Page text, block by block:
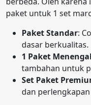
paket untuk 1 set
Paket Standar:
dasar berkualitas.
1 Paket
tambahan untuk
Set Paket
dan